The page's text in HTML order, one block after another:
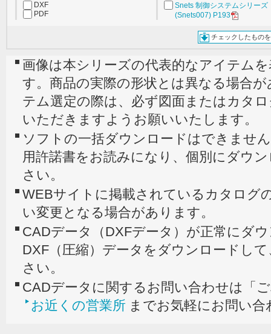
DXF
PDF
Snets 制御システムシリーズ
(Snets007) P193
チェックしたもの
画像は本シリーズの代表的なアイテム
す。商品の実際の形状とは異なる場合
テム選定の際は、必ず図面またはカタ
いただきますようお願いいたします。
ソフトの一括ダウンロードはできませ
用許諾書をお読みになり、個別にダウ
さい。
WEBサイトに掲載されているカタログ
い変更となる場合があります。
CADデータ（DXFデータ）が正常にダ
DXF（圧縮）データをダウンロードし
さい。
CADデータに関するお問い合わせは「
お近くの営業所 までお気軽にお問い